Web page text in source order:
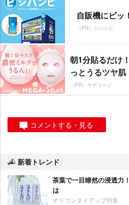
自販機にピッ
（PR）ジハンピ
朝1分貼るだけ
っとうるツヤ肌
（PR）サボリーノ
コメントする・見る
新着トレンド
茶葉で一目瞭然の浸透力
は
オリコンタイアップ特集